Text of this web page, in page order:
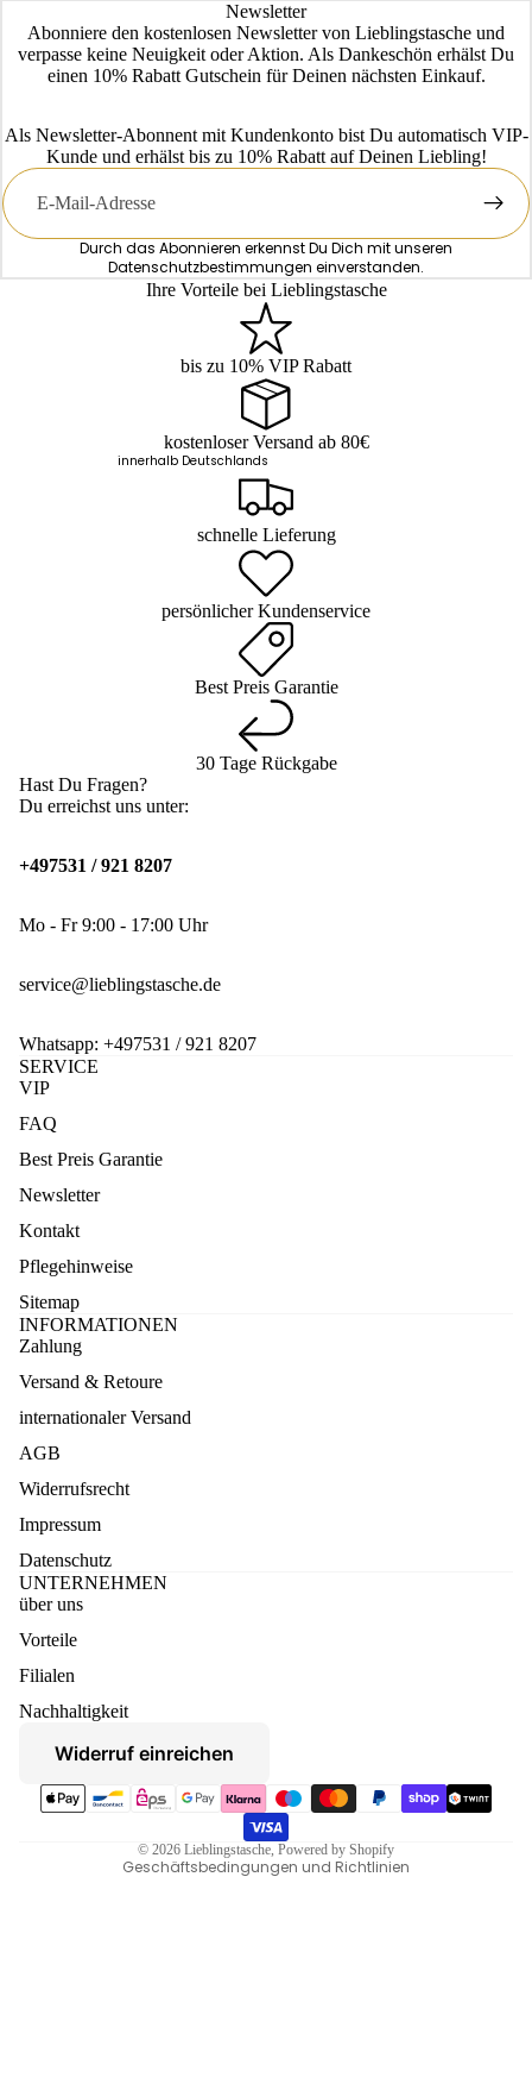
Newsletter
Abonniere den kostenlosen Newsletter von Lieblingstasche und
verpasse keine Neuigkeit oder Aktion. Als Dankeschön erhälst Du
einen 10% Rabatt Gutschein für Deinen nächsten Einkauf.
Als Newsletter-Abonnent mit Kundenkonto bist Du automatisch VIP-
Kunde und erhälst bis zu 10% Rabatt auf Deinen Liebling!
E-
Mail
Durch das Abonnieren erkennst Du Dich mit unseren
Datenschutzbestimmungen einverstanden.
Ihre Vorteile bei Lieblingstasche
bis zu 10% VIP Rabatt
kostenloser Versand ab 80€
innerhalb Deutschlands
schnelle Lieferung
persönlicher Kundenservice
Best Preis Garantie
30 Tage Rückgabe
Hast Du Fragen?
Du erreichst uns unter:
+497531 / 921 8207
Mo - Fr 9:00 - 17:00 Uhr
service@lieblingstasche.de
Whatsapp: +497531 / 921 8207
SERVICE
VIP
FAQ
Best Preis Garantie
Newsletter
Kontakt
Pflegehinweise
Sitemap
INFORMATIONEN
Zahlung
Versand & Retoure
internationaler Versand
AGB
Widerrufsrecht
Impressum
Datenschutz
UNTERNEHMEN
über uns
Vorteile
Filialen
Nachhaltigkeit
Widerruf einreichen
Zahlungsmethoden
© 2026 Lieblingstasche, Powered by Shopify
Geschäftsbedingungen und Richtlinien
Kontaktinformationen